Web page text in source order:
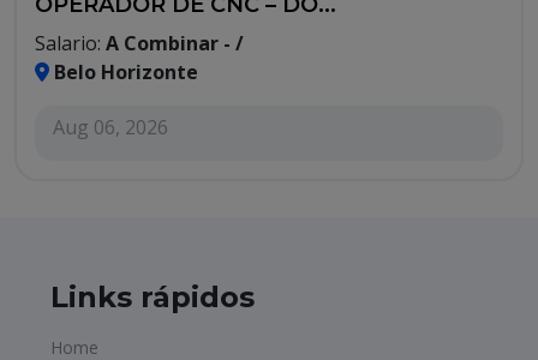
Salario: A Combinar - /
Belo Horizonte
Aug 06, 2026
Links rápidos
Home